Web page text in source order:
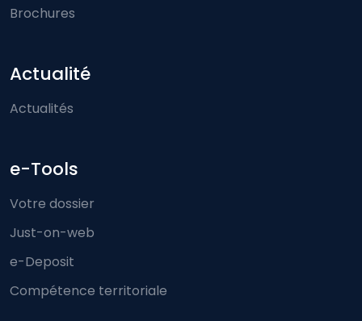
Brochures
Actualité
Actualités
e-Tools
Votre dossier
Just-on-web
e-Deposit
Compétence territoriale